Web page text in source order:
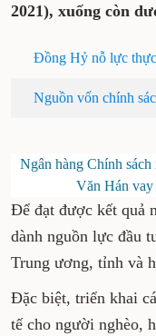
2021), xuống còn
Đồng Hỷ nỗ lực
Nguồn vốn chính
Ngân hàng Chính
Văn Hán vay
Để đạt được kết quả
dành nguồn lực đầu
Trung ương, tỉnh và
Đặc biệt, triển khai
tế cho người nghèo,